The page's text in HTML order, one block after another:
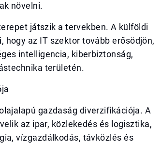
növelni.
játszik a tervekben. A külföldi
hogy az IT szektor tovább erősödjön,
intelligencia, kiberbiztonság,
területén.
gazdaság diverzifikációja. A
az ipar, közlekedés és logisztika,
vízgazdálkodás, távközlés és